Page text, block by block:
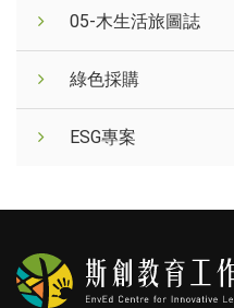
05-木生活旅圖誌
綠色採購
ESG專案